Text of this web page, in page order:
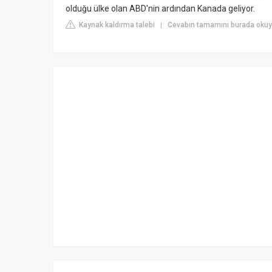
olduğu ülke olan ABD'nin ardından Kanada geliyor.
Kaynak kaldırma talebi | Cevabın tamamını burada